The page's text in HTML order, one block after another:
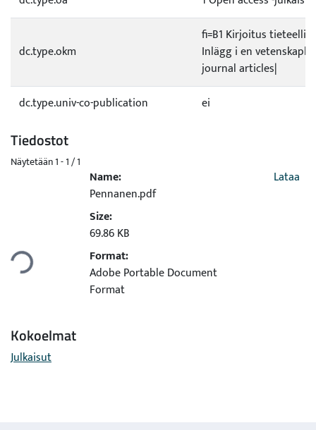
dc.type.okm
fi=B1 Kirjoitus
Inlägg i en
journal articles|
dc.type.univ-co-publication
ei
Tiedostot
Näytetään1 - 1 / 1
Name:
Pennanen.pdf
Size:
69.86 KB
Format:
Adobe Portable Document
Format
Lataa
Kokoelmat
Julkaisut